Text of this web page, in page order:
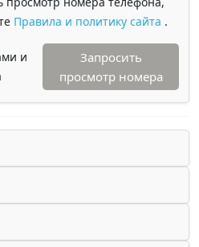
Правила и политику сайта .
и
Запросить
просмотр номера